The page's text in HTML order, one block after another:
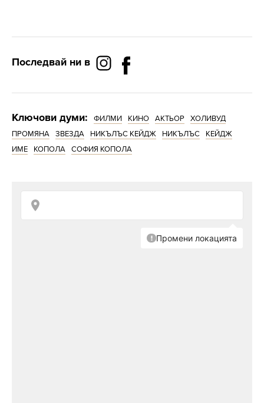
Последвай ни в
Ключови думи: ФИЛМИ КИНО АКТЬОР
ХОЛИВУД
ПРОМЯНА
ЗВЕЗДА НИКЪЛЪС КЕЙДЖ НИКЪЛЪС
КЕЙДЖ
ИМЕ
КОПОЛА СОФИЯ КОПОЛА